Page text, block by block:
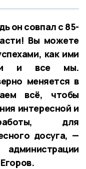
он совпал с 85-
Вы можете
как ими
и все мы.
меняется в
всё, чтобы
интересной и
работы, для
досуга, —